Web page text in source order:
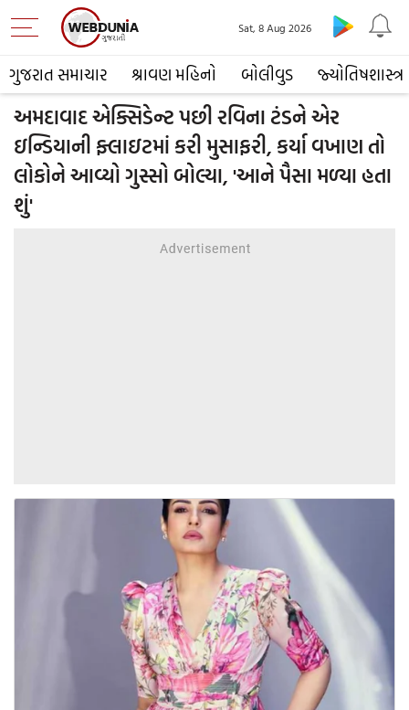
ગુજરાત સમાચાર શ્રાવણ મહિનો બોલીવુડ જ્યોતિષશાસ્ત્ર
Sat, 8 Aug 2026
અમદાવાદ એક્સિડેન્ટ પછી રવિના ટંડને એર
ઇન્ડિયાની ફ્લાઇટમાં કરી મુસાફરી, કર્યા વખાણ તો
લોકોને આવ્યો ગુસ્સો બોલ્યા, 'આને પૈસા મળ્યા હતા
શું'